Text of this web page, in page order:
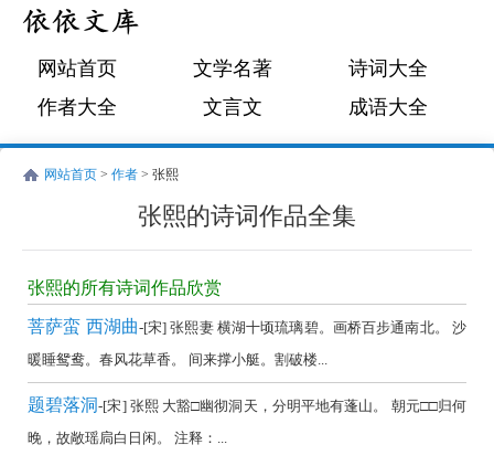
网站首页 文学名著
诗词大全
作者大全
文言文 成语大全
网站首页 > 作者 > 张熙
张熙的诗词作品全集
张
熙
的
诗
词
作
品
张熙的所有诗词作品欣赏
菩萨蛮 西湖曲-[宋] 张熙妻 横湖十顷琉璃碧。画桥百步通南北。 沙
暖睡鸳鸯。春风花草香。 间来撑小艇。割破楼...
题碧落洞-[宋] 张熙 大豁□幽彻洞天，分明平地有蓬山。 朝元□□归何
晚，故敞瑶扃白日闲。 注释：...